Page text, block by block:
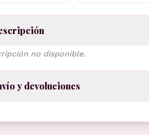
no disponible.
y devoluciones